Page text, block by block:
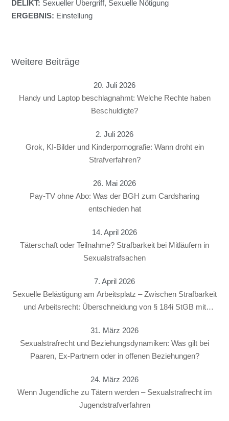
DELIKT: Sexueller Übergriff, Sexuelle Nötigung
ERGEBNIS: Einstellung
Weitere Beiträge
20. Juli 2026
Handy und Laptop beschlagnahmt: Welche Rechte haben
Beschuldigte?
2. Juli 2026
Grok, KI-Bilder und Kinderpornografie: Wann droht ein
Strafverfahren?
26. Mai 2026
Pay-TV ohne Abo: Was der BGH zum Cardsharing
entschieden hat
14. April 2026
Täterschaft oder Teilnahme? Strafbarkeit bei Mitläufern in
Sexualstrafsachen
7. April 2026
Sexuelle Belästigung am Arbeitsplatz – Zwischen Strafbarkeit
und Arbeitsrecht: Überschneidung von § 184i StGB mit
31. März 2026
Sexualstrafrecht und Beziehungsdynamiken: Was gilt bei
Paaren, Ex-Partnern oder in offenen Beziehungen?
24. März 2026
Wenn Jugendliche zu Tätern werden – Sexualstrafrecht im
Jugendstrafverfahren